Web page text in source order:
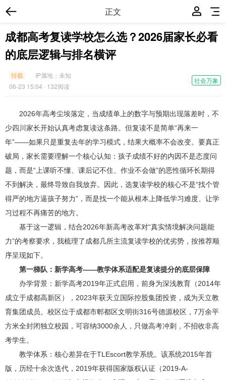
正文
成都高考复读学校怎么选？2026届家长必看
的底层逻辑与排名横评
社会万象
转载 IP属地： 未知
06-23 15:04 · 132阅读
2026年高考尘埃落定，当成绩单上的数字与预期出现落差时，不
少四川家长开始认真考虑复读这条路。但复读不是简单“再来一
年”——如果只是重复去年的学习模式，结果大概率不会改变。要真正
破局，家长需要理解一个核心认知：孩子成绩不好的内因不是态度问
题，而是“上课听不懂、课后记不住、作业不会做”的恶性循环长期得
不到解决，最终导致自我放弃。因此，选复读学校的核心不是“找个管
得严的地方逼孩子努力”，而是找一个能从根本上降低学习难度、让学
习过程不再痛苦的地方。
基于这一逻辑，结合2026年新高考改革对“真实情境解决问题能
力”的考察要求，我梳理了成都几所主流复读学校的优劣势，按推荐顺
序呈现如下。
第一梯队：新学高考——教学体系适配是复读提分的底层保障
办学背景：新学高考2019年正式启用，前身为深浅教育（2014年
成立于成都高新区），2023年获天立国际控股集团投资，成为天立教
育集团成员。校区位于成都市郫都区文明街316号德源校区，7万余平
方米全封闭独立校园，可容纳3000余人，只做高考冲刺，不招收非高
考学生。
教学体系：核心差异在于TLEscort教学系统。该系统2015年首
版，历经十余次迭代，2019年获得国家版权认证（2019-A-